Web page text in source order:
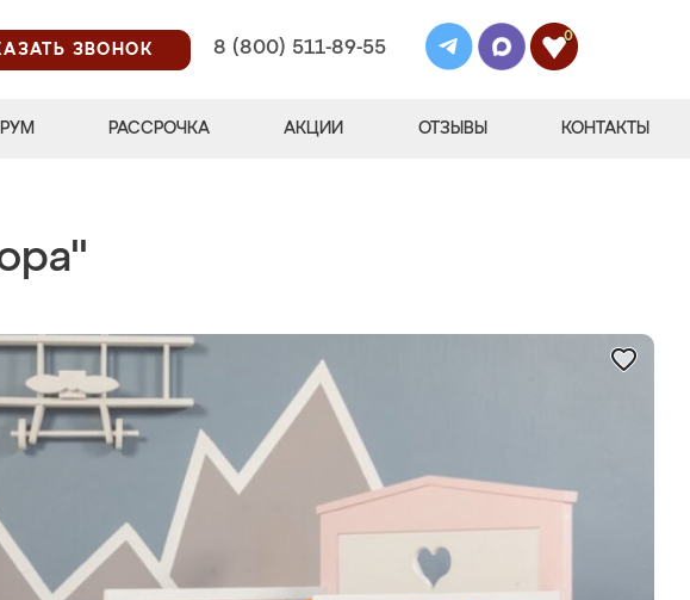
ЗВОНОК
8 (800) 511-89-55
0
РАССРОЧКА АКЦИИ ОТЗЫВЫ КОНТАКТЫ